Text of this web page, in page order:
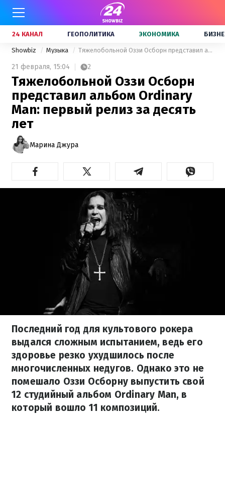
24 КАНАЛ ГЕОПОЛИТИКА ЭКОНОМИКА
Showbiz Музыка Тяжелобольной Оззи Осборн представил альбом Ordinary Man: первый релиз за десять лет
21 февраля, 15:04 2
Тяжелобольной Оззи Осборн
представил альбом Ordinary
Man: первый релиз за десять
лет
Марина Джура
Последний год для культового рокера
выдался сложным испытанием, ведь его
здоровье резко ухудшилось после
многочисленных недугов. Однако это не
помешало Оззи Осборну выпустить свой
12 студийный альбом Ordinary Man, в
который вошло 11 композиций.